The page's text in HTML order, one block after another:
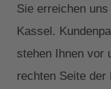
Sie erreichen
Kassel.
stehen Ihnen vor
rechten Seite der